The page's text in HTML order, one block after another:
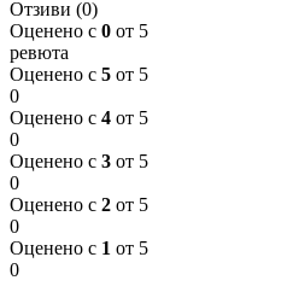
Отзиви (0)
Оценено с 0 от 5
ревюта
Оценено с 5 от 5
0
Оценено с 4 от 5
0
Оценено с 3 от 5
0
Оценено с 2 от 5
0
Оценено с 1 от 5
0